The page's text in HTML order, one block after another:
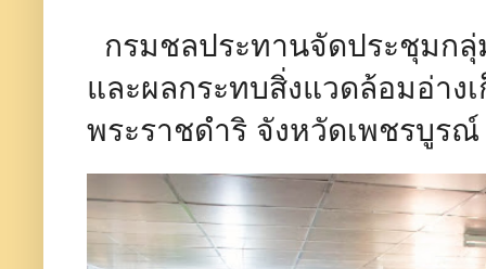
กรมชลประทานจัดประชุมก
และผลกระทบสิ่งแวดล้อมอ่าง
พระราชดำริ จังหวัดเพชร